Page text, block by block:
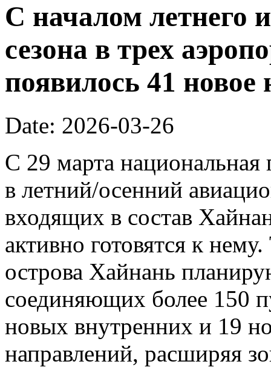
С началом летнего
сезона в трех
появилось 41 новое
Date: 2026-03-26
С 29 марта национальная
в летний/осенний
входящих в состав
активно готовятся к
острова Хайнань
соединяющих более 150
новых внутренних и 19
направлений, расширяя